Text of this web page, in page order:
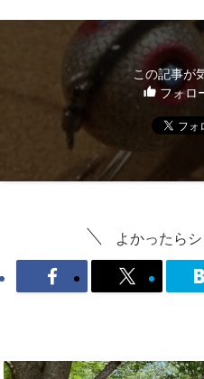
この記事が
フォロ
よかったら